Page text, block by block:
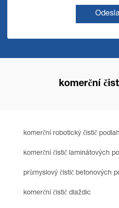
komerční
komerční robotický čistič podlah
komerční čistič laminátových
průmyslový čistič betonových
komerční čistič dlaždic